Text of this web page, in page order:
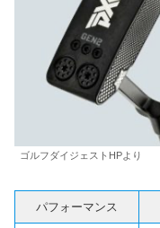
ゴルフダイジェストHPより
パフォーマンス